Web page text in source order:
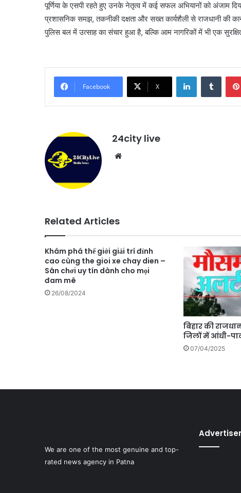
पूर्णिया के एसपी रहते हुए उनके नेतृत्व में कई सफल अभियानों को अंजाम
प्रशासनिक समझ, तकनीकी दक्षता और सख्त कार्यशैली से राजधानी की
पुलिस बल में उत्साह का संचार हुआ है, बल्कि आम नागरिकों में भी एक
Facebook X
LinkedIn
24city live
Related Articles
Khám phá thế giới giải trí đỉnh
cao cùng the gioi xe chay dien –
Sân chơi uy tín dành cho mọi
đam mê
26/08/2024
बिहार की
जिलों में आंधी-
07/04/2025
We are one of the most genuine and top-
rated news agency in Patna